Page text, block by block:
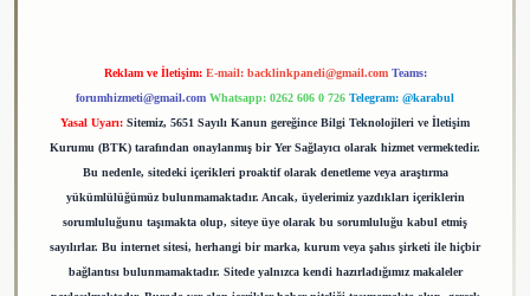
Reklam ve İletişim: E-mail: backlinkpaneli@gmail.com Teams:
forumhizmeti@gmail.com Whatsapp: 0262 606 0 726 Telegram: @karabul
Yasal Uyarı: Sitemiz, 5651 Sayılı Kanun gereğince Bilgi Teknolojileri ve İletişim
Kurumu (BTK) tarafından onaylanmış bir Yer Sağlayıcı olarak hizmet vermektedir.
Bu nedenle, sitedeki içerikleri proaktif olarak denetleme veya araştırma
yükümlülüğümüz bulunmamaktadır. Ancak, üyelerimiz yazdıkları içeriklerin
sorumluluğunu taşımakta olup, siteye üye olarak bu sorumluluğu kabul etmiş
sayılırlar. Bu internet sitesi, herhangi bir marka, kurum veya şahıs şirketi ile hiçbir
bağlantısı bulunmamaktadır. Sitede yalnızca kendi hazırladığımız makaleler